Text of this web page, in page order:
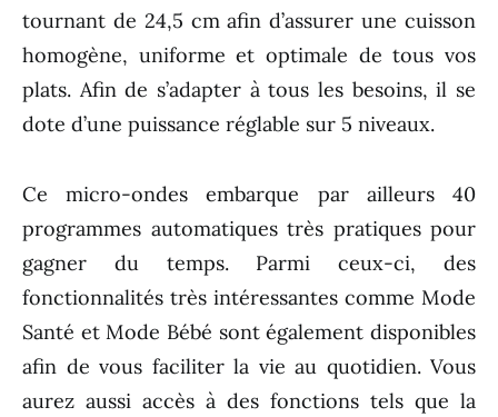
tournant de 24,5 cm afin d’assurer une cuisson
homogène, uniforme et optimale de tous vos
plats. Afin de s’adapter à tous les besoins, il se
dote d’une puissance réglable sur 5 niveaux.
Ce micro-ondes embarque par ailleurs 40
programmes automatiques très pratiques pour
gagner du temps. Parmi ceux-ci, des
fonctionnalités très intéressantes comme Mode
Santé et Mode Bébé sont également disponibles
afin de vous faciliter la vie au quotidien. Vous
aurez aussi accès à des fonctions tels que la